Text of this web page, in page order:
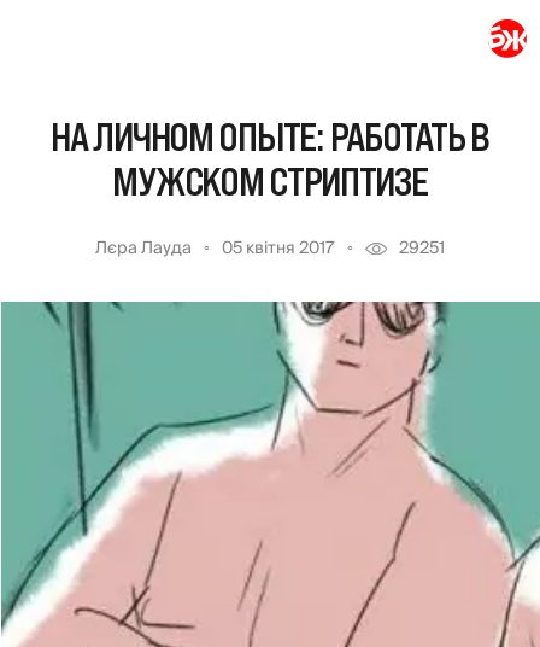
НА ЛИЧНОМ ОПЫТЕ: РАБОТАТЬ В
МУЖСКОМ СТРИПТИЗЕ
Лєра Лауда 05 квітня 2017 29251